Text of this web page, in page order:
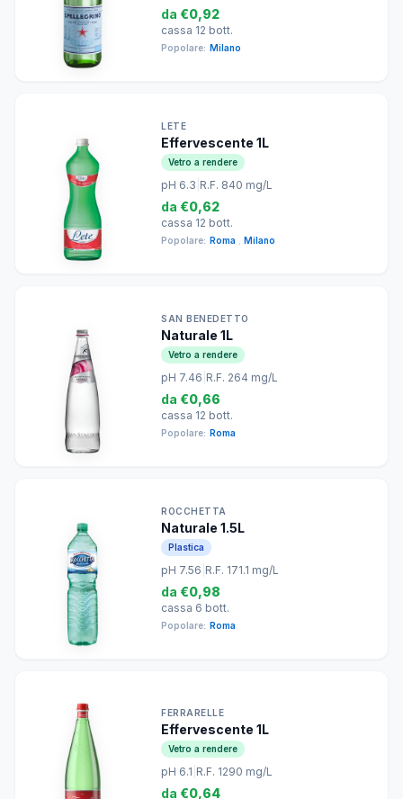
da €0,92
cassa 12 bott.
Popolare: Milano
LETE
Effervescente 1L
Vetro a rendere
pH 6.3 R.F. 840 mg/L
da €0,62
cassa 12 bott.
Popolare: Roma Milano
SAN BENEDETTO
Naturale 1L
Vetro a rendere
pH 7.46 R.F. 264 mg/L
da €0,66
cassa 12 bott.
Popolare: Roma
ROCCHETTA
Naturale 1.5L
Plastica
pH 7.56 R.F. 171.1 mg/L
da €0,98
cassa 6 bott.
Popolare: Roma
FERRARELLE
Effervescente 1L
Vetro a rendere
pH 6.1 R.F. 1290 mg/L
da €0,64